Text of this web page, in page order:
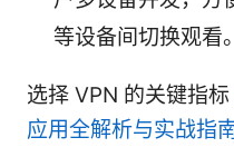
等设备间切换观看。
选择 VPN 的关键指标
应用全解析与实战指